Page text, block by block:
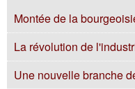
Montée de la
La révolution de
Une nouvelle branche